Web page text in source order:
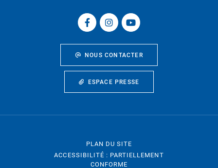
NOUS CONTACTER
ESPACE PRESSE
PLAN DU SITE
ACCESSIBILITÉ : PARTIELLEMENT
CONFORME